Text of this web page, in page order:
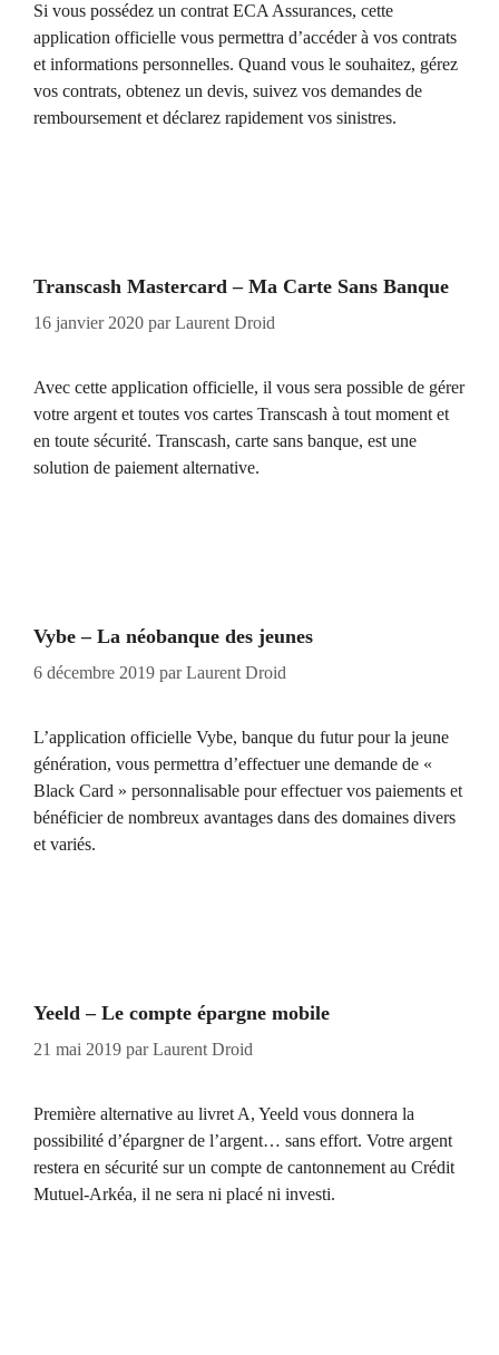
Si vous possédez un contrat ECA Assurances, cette
application officielle vous permettra d’accéder à vos contrats
et informations personnelles. Quand vous le souhaitez, gérez
vos contrats, obtenez un devis, suivez vos demandes de
remboursement et déclarez rapidement vos sinistres.
Transcash Mastercard – Ma Carte Sans Banque
16 janvier 2020 parLaurent Droid
Avec cette application officielle, il vous sera possible de gérer
votre argent et toutes vos cartes Transcash à tout moment et
en toute sécurité. Transcash, carte sans banque, est une
solution de paiement alternative.
Vybe – La néobanque des jeunes
6 décembre 2019 parLaurent Droid
L’application officielle Vybe, banque du futur pour la jeune
génération, vous permettra d’effectuer une demande de «
Black Card » personnalisable pour effectuer vos paiements et
bénéficier de nombreux avantages dans des domaines divers
et variés.
Yeeld – Le compte épargne mobile
21 mai 2019 parLaurent Droid
Première alternative au livret A, Yeeld vous donnera la
possibilité d’épargner de l’argent… sans effort. Votre argent
restera en sécurité sur un compte de cantonnement au Crédit
Mutuel-Arkéa, il ne sera ni placé ni investi.